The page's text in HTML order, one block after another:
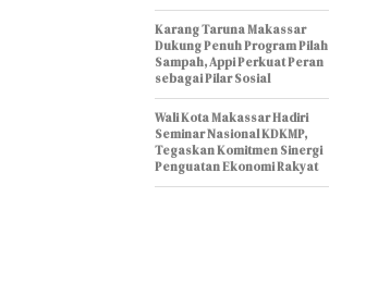
Karang Taruna Makassar
Dukung Penuh Program Pilah
Sampah, Appi Perkuat Peran
sebagai Pilar Sosial
Wali Kota Makassar Hadiri
Seminar Nasional KDKMP,
Tegaskan Komitmen Sinergi
Penguatan Ekonomi Rakyat